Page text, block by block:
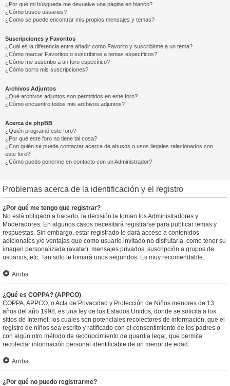
¿Por qué mi búsqueda me devuelve una página en blanco?
¿Cómo busco usuarios?
¿Como se puede encontrar mis propios mensajes y temas?
Suscripciones y Favoritos
¿Cuál es la diferencia entre añadir como Favorito y suscribirme a un tema?
¿Cómo marcar Favoritos o suscribirse a temas específicos?
¿Cómo me suscribo a un foro específico?
¿Cómo borro mis suscripciones?
Archivos Adjuntos
¿Qué archivos adjuntos son permitidos en este foro?
¿Cómo encuentro todos mis archivos adjuntos?
Acerca de phpBB
¿Quién programó este foro?
¿Por qué este foro no tiene tal cosa?
¿Con quién se puede contactar acerca de abusos o usos ilegales relacionados con
este foro?
¿Cómo puedo ponerme en contacto con un Administrador?
Problemas acerca de la identificación y el registro
¿Por qué me tengo que registrar?
No está obligado a hacerlo, la decisión la toman los Administradores y
Moderadores. En algunos casos necesitará registrarse para publicar temas y
respuestas. Sin embargo, estar registrado le dará acceso a contenidos
adicionales y/o ventajas que como usuario invitado no disfrutaría, como tener su
imagen personalizada (avatar), mensajes privados, suscripción a grupos de
usuarios, etc. Tan solo le tomará unos segundos. Es muy recomendable.
Arriba
¿Qué es COPPA? (APPCO)
COPPA, APPCO, o Acta de Privacidad y Protección de Niños menores de 13
años del año 1998, es una ley de los Estados Unidos, donde se solicita a los
sitios de Internet, los cuales son potenciales recolectores de información, que el
registro de niños sea escrito y ratificado con el consentimiento de los padres o
con algún otro método de reconocimiento de guardia legal, que permita
recolectar información personal identificable de un menor de edad.
Arriba
¿Por qué no puedo registrarme?